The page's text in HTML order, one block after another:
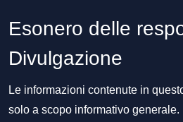
Esonero delle
Divulgazione
Le informazioni contenute in
solo a scopo informativo